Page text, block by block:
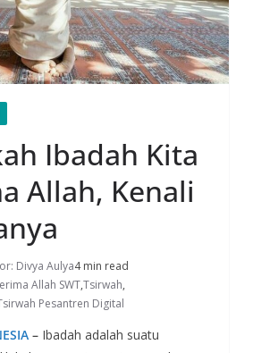
Ibadah Kita
Allah, Kenali
Divya Aulya4 min read
Allah SWT,Tsirwah,
Pesantren Digital
– Ibadah adalah suatu